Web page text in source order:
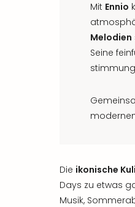
Mit Ennio
Melodien
Seine
Die ikonische
Days zu etwas
Musik,